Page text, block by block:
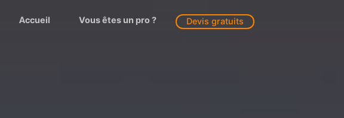
Accueil Vous êtes un pro ? Devis gratuits